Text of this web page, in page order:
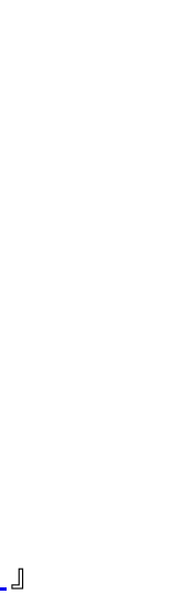
』